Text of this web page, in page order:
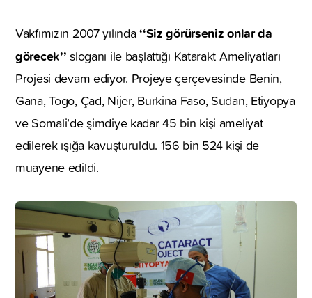
Vakfımızın 2007 yılında‘‘Siz görürseniz onlar da
görecek’’ sloganı ile başlattığı Katarakt Ameliyatları
Projesi devam ediyor. Projeye çerçevesinde Benin,
Gana, Togo, Çad, Nijer, Burkina Faso, Sudan, Etiyopya
ve Somali’de şimdiye kadar 45 bin kişi ameliyat
edilerek ışığa kavuşturuldu. 156 bin 524 kişi de
muayene edildi.